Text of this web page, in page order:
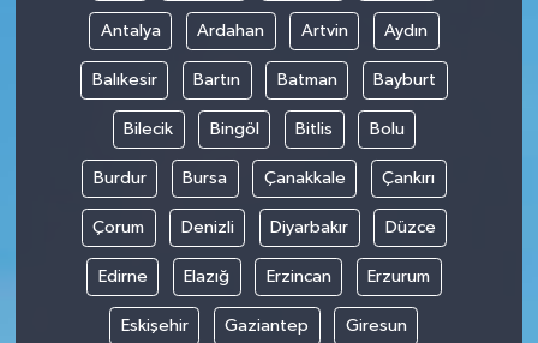
Antalya Ardahan Artvin Aydın
Balıkesir Bartın Batman Bayburt
Bilecik Bingöl Bitlis Bolu
Burdur Bursa Çanakkale Çankırı
Çorum Denizli Diyarbakır Düzce
Edirne Elazığ Erzincan Erzurum
Eskişehir Gaziantep Giresun